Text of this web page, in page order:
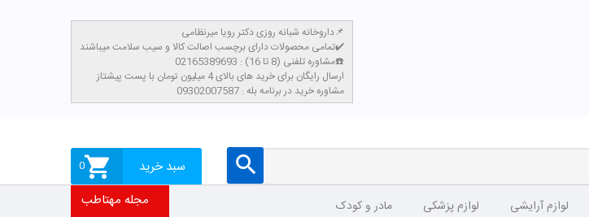
داروخانه شبانه روزی دکتر رویا میرنظامی📌
تمامی محصولات دارای برچسب اصالت کالا و سیب سلامت میباشند✔️
مشاوره تلفنی (8 تا 16) : 02165389693☎️
​ارسال رایگان برای خرید های بالای 4 میلیون تومان با پست پیشتاز
مشاوره خرید در برنامه بله : 09302007587
سبد خرید 0
لوازم آرایشی لوازم پزشکی مادر و کودک مجله مهتاطب